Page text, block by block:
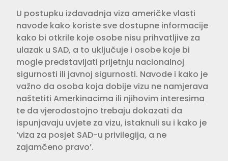
U postupku izdavadnja viza američke vlasti
navode kako koriste sve dostupne informacije
kako bi otkrile koje osobe nisu prihvatljive za
ulazak u SAD, a to uključuje i osobe koje bi
mogle predstavljati prijetnju nacionalnoj
sigurnosti ili javnoj sigurnosti. Navode i kako je
važno da osoba koja dobije vizu ne namjerava
naštetiti Amerkinacima ili njihovim interesima
te da vjerodostojno trebaju dokazati da
ispunjavaju uvjete za vizu, istaknuli su i kako je
‘viza za posjet SAD-u privilegija, a ne
zajamčeno pravo’.